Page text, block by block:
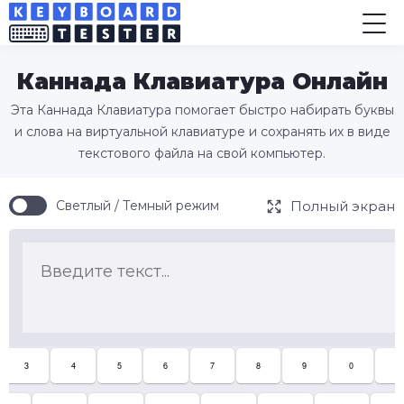
Каннада Клавиатура Онлайн
Эта Каннада Клавиатура помогает быстро набирать буквы
и слова на виртуальной клавиатуре и сохранять их в виде
текстового файла на свой компьютер.
Светлый / Темный режим Полный экран
3 4 5 6 7 8 9 0